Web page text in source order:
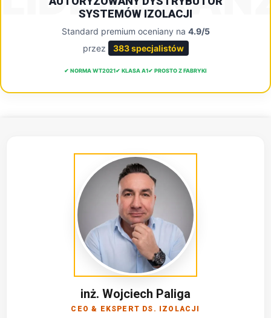
SYSTEMÓW IZOLACJI
Standard premium oceniany na 4.9/5
przez
383 specjalistów
✔ NORMA WT2021✔ KLASA A1✔ PROSTO Z FABRYKI
inż. Wojciech Paliga
CEO & EKSPERT DS. IZOLACJI